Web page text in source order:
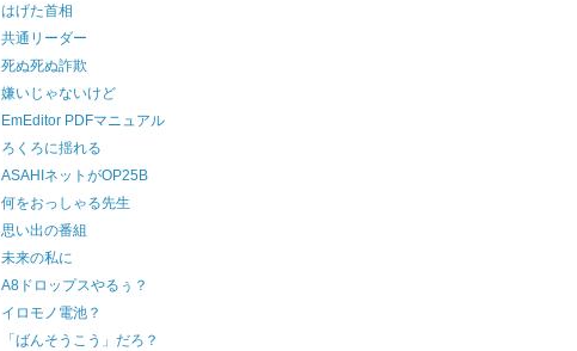
はげた首相
共通リーダー
死ぬ死ぬ詐欺
嫌いじゃないけど
EmEditor PDFマニュアル
ろくろに揺れる
ASAHIネットがOP25B
何をおっしゃる先生
思い出の番組
未来の私に
A8ドロップスやるぅ？
イロモノ電池？
「ばんそうこう」だろ？